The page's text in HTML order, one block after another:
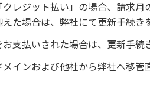
レジット払い」の場合、請求月
た場合は、弊社にて更新手続き
支払いされた場合は、更新手続
インおよび他社から弊社へ移